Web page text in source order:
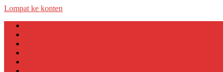
Lompat ke konten